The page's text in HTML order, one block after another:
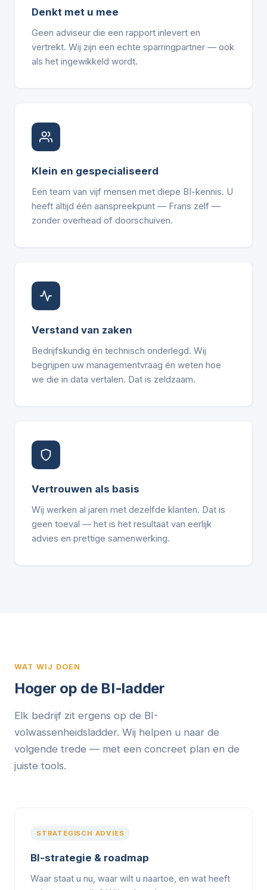
Denkt met u mee
Geen adviseur die een rapport inlevert en
vertrekt. Wij zijn een echte sparringpartner — ook
als het ingewikkeld wordt.
Klein en gespecialiseerd
Een team van vijf mensen met diepe BI-kennis. U
heeft altijd één aanspreekpunt — Frans zelf —
zonder overhead of doorschuiven.
Verstand van zaken
Bedrijfskundig én technisch onderlegd. Wij
begrijpen uw managementvraag én weten hoe
we die in data vertalen. Dat is zeldzaam.
Vertrouwen als basis
Wij werken al jaren met dezelfde klanten. Dat is
geen toeval — het is het resultaat van eerlijk
advies en prettige samenwerking.
WAT WIJ DOEN
Hoger op de BI-ladder
Elk bedrijf zit ergens op de BI-
volwassenheidsladder. Wij helpen u naar de
volgende trede — met een concreet plan en de
juiste tools.
STRATEGISCH ADVIES
BI-strategie & roadmap
Waar staat u nu, waar wilt u naartoe, en wat heeft